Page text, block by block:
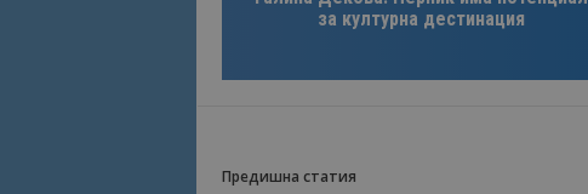
за културна дестинация
Предишна статия